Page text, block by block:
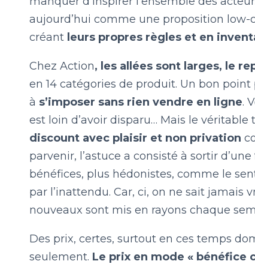
aujourd’hui comme une proposition low-
créant leurs propres règles et en
Chez Action, les allées sont larges, le
en 14 catégories de produit. Un bon
à s’imposer sans rien vendre en ligne.
est loin d’avoir disparu… Mais le véritable
discount avec plaisir et non privation
parvenir, l’astuce a consisté à sortir
bénéfices, plus hédonistes, comme le
par l’inattendu. Car, ci, on ne sait jamais
nouveaux sont mis en rayons chaque
Des prix, certes, surtout en ces temps
seulement. Le prix en mode « bénéfice